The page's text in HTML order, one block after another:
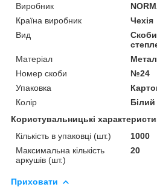
Виробник
Країна виробник
Чехія
Вид
Матеріал
Метал
Номер скоби
№24
Упаковка
Колір
Білий
Користувальницькі
Кількість в упаковці (шт.)
1000
Максимальна кількість
аркушів (шт.)
20
Приховати